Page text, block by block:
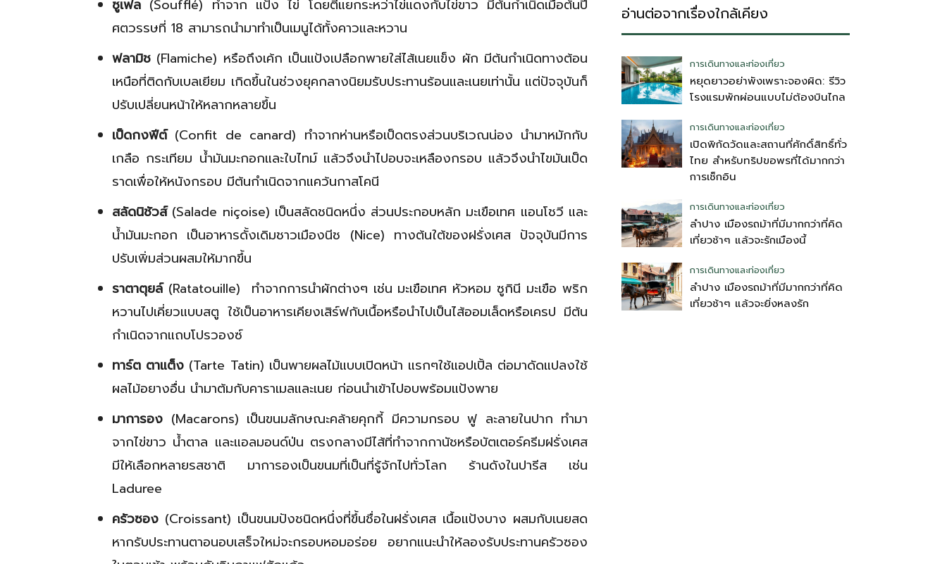
ซูเฟล (Soufflé) ทำจาก แป้ง ไข่ โดยตีแยกระหว่าไข่แดงกับไข่ขาว มีต้นกำเนิดเมื่อต้นปี
ศตวรรษที่ 18 สามารถนำมาทำเป็นเมนูได้ทั้งคาวและหวาน
ฟลามิช (Flamiche) หรือถึงเค้ก เป็นแป้งเปลือกพายใส่ไส้เนยแข็ง ผัก มีต้นกำเนิดทางต้อน
เหนือที่ติดกับเบลเยียม เกิดขึ้นในช่วงยุคกลางนิยมรับประทานร้อนและเนยเท่านั้น แต่ปัจจุบันก็
ปรับเปลี่ยนหน้าให้หลากหลายขึ้น
เป็ดกงฟีต์(Confit de canard) ทำจากห่านหรือเป็ดตรงส่วนบริเวณน่อง นำมาหมักกับ
เกลือ กระเทียม น้ำมันมะกอกและใบไทม์ แล้วจึงนำไปอบจะเหลืองกรอบ แล้วจึงนำไขมันเป็ด
ราดเพื่อให้หนังกรอบ มีต้นกำเนิดจากแคว้นกาสโคนี
สลัดนิชัวส์(Salade niçoise) เป็นสลัดชนิดหนึ่ง ส่วนประกอบหลัก มะเขือเทศ แอนโชวี และ
น้ำมันมะกอก เป็นอาหารดั้งเดิมชาวเมืองนีช (Nice) ทางต้นใต้ของฝรั่งเศส ปัจจุบันมีการ
ปรับเพิ่มส่วนผสมให้มากขึ้น
ราตาตุยล์(Ratatouille) ทำจากการนำผักต่างๆ เช่น มะเขือเทศ หัวหอม ซูกินี มะเขือ พริก
หวานไปเคี่ยวแบบสตู ใช้เป็นอาหารเคียงเสิร์ฟกับเนื้อหรือนำไปเป็นไส้ออมเล็ดหรือเครป มีต้น
กำเนิดจากแถบโปรวองซ์
ทาร์ต ตาแต็ง (Tarte Tatin) เป็นพายผลไม้แบบเปิดหน้า แรกๆใช้แอปเปิ้ล ต่อมาดัดแปลงใช้
ผลไม้อยางอื่น นำมาต้มกับคาราเมลและเนย ก่อนนำเข้าไปอบพร้อมแป้งพาย
มาการอง (Macarons) เป็นขนมลักษณะคล้ายคุกกี้ มีความกรอบ ฟู ละลายในปาก ทำมา
จากไข่ขาว น้ำตาล และแอลมอนด์ป่น ตรงกลางมีไส้ที่ทำจากกานัชหรือบัตเตอร์ครีมฝรั่งเศส
มีให้เลือกหลายรสชาติ มาการองเป็นขนมที่เป็นที่รู้จักไปทั่วโลก ร้านดังในปารีส เช่น
Laduree
ครัวซอง (Croissant) เป็นขนมปังชนิดหนึ่งที่ขึ้นชื่อในฝรั่งเศส เนื้อแป้งบาง ผสมกับเนยสด
หากรับประทานตาอนอบเสร็จใหม่จะกรอบหอมอร่อย อยากแนะนำให้ลองรับประทานครัวซอง
อ่านต่อจากเรื่องใกล้เคียง
การเดินทางและท่องเที่ยว
หยุดยาวอย่าพังเพราะจองผิด: รีวิว
โรงแรมพักผ่อนแบบไม่ต้องบินไกล
การเดินทางและท่องเที่ยว
เปิดพิกัดวัดและสถานที่ศักดิ์สิทธิ์ทั่ว
ไทย สำหรับทริปขอพรที่ได้มากกว่า
การเช็กอิน
การเดินทางและท่องเที่ยว
ลำปาง เมืองรถม้าที่มีมากกว่าที่คิด
เที่ยวช้าๆ แล้วจะรักเมืองนี้
การเดินทางและท่องเที่ยว
ลำปาง เมืองรถม้าที่มีมากกว่าที่คิด
เที่ยวช้าๆ แล้วจะยิ่งหลงรัก